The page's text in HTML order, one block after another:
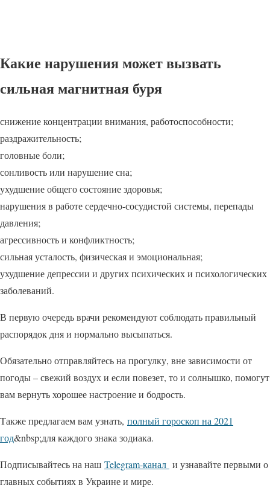
Какие нарушения может вызвать
сильная магнитная буря
снижение концентрации внимания, работоспособности;
раздражительность;
головные боли;
сонливость или нарушение сна;
ухудшение общего состояние здоровья;
нарушения в работе сердечно-сосудистой системы, перепады
давления;
агрессивность и конфликтность;
сильная усталость, физическая и эмоциональная;
ухудшение депрессии и других психических и психологических
заболеваний.
В первую очередь врачи рекомендуют соблюдать правильный
распорядок дня и нормально высыпаться.
Обязательно отправляйтесь на прогулку, вне зависимости от
погоды – свежий воздух и если повезет, то и солнышко, помогут
вам вернуть хорошее настроение и бодрость.
Также предлагаем вам узнать, полный гороскоп на 2021
год&nbsp;для каждого знака зодиака.
Подписывайтесь на наш Telegram-канал и узнавайте первыми о
главных событиях в Украине и мире.